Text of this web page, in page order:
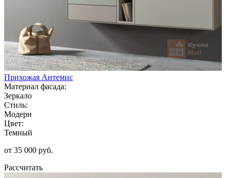
Прихожая Антемис
Материал фасада:
Зеркало
Стиль:
Модерн
Цвет:
Темный
от 35 000 руб.
Рассчитать